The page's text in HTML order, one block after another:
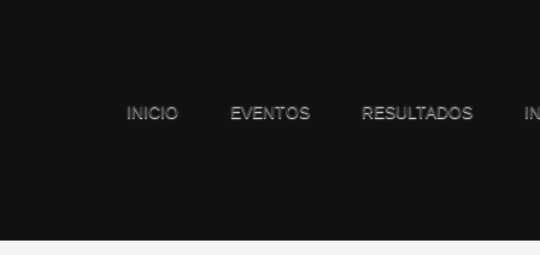
INICIO EVENTOS RESULTADOS